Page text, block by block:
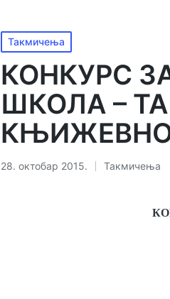
Објављено
у
Такмичења
КОНКУРС
ШКОЛА –
28. октобар 2015.
Објављено
Такмичења